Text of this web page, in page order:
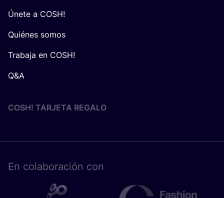
Únete a COSH!
Quiénes somos
Trabaja en COSH!
Q&A
COSH! TARJETA REGALO
En cola­bo­ra­ción con